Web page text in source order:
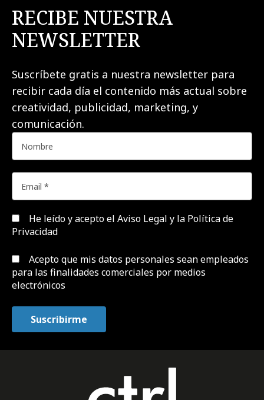
RECIBE NUESTRA
NEWSLETTER
Suscríbete gratis a nuestra newsletter para
recibir cada día el contenido más actual sobre
creatividad, publicidad, marketing, y
comunicación.
He leído y acepto el Aviso Legal y la Política de
Privacidad
Acepto que mis datos personales sean empleados
para las finalidades comerciales por medios
electrónicos